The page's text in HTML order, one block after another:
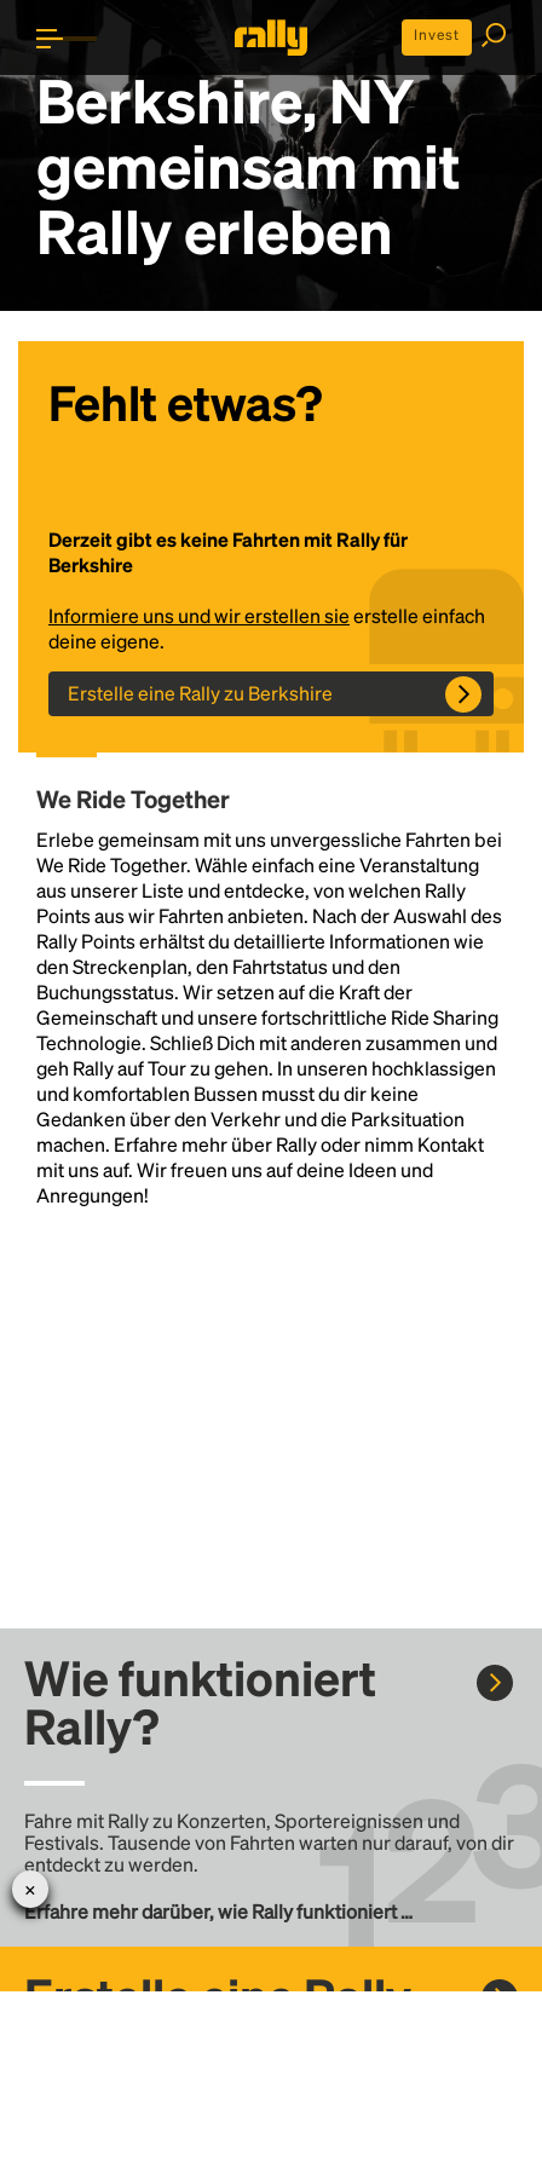
Invest
Berkshire, NY
gemeinsam mit
Rally erleben
Fehlt etwas?
Derzeit gibt es keine Fahrten mit Rally für
Berkshire
Informiere uns und wir erstellen sieerstelle einfach
deine eigene.
Erstelle eine Rally zu Berkshire
We Ride Together
Erlebe gemeinsam mit uns unvergessliche Fahrten bei
We Ride Together. Wähle einfach eine Veranstaltung
aus unserer Liste und entdecke, von welchen Rally
Points aus wir Fahrten anbieten. Nach der Auswahl des
Rally Points erhältst du detaillierte Informationen wie
den Streckenplan, den Fahrtstatus und den
Buchungsstatus. Wir setzen auf die Kraft der
Gemeinschaft und unsere fortschrittliche Ride Sharing
Technologie. Schließ Dich mit anderen zusammen und
geh Rally auf Tour zu gehen. In unseren hochklassigen
und komfortablen Bussen musst du dir keine
Gedanken über den Verkehr und die Parksituation
machen. Erfahre mehr über Rally oder nimm Kontakt
mit uns auf. Wir freuen uns auf deine Ideen und
Anregungen!
Wie funktioniert
Rally?
Fahre mit Rally zu Konzerten, Sportereignissen und
Festivals. Tausende von Fahrten warten nur darauf, von dir
entdeckt zu werden.
Erfahre mehr darüber, wie Rally funktioniert …
Erstelle eine Rally
Headline
Lorem Ipsum is simply dummy text of the printing
and typesetting industry.Lorem Ipsum has been the
industry's standarddummy text ever since the
1500s, when an unknown printer took a galley of
type and scrambled it to make a type specimen
book. It has survived not only five centuries, but also
the leap into electronic typesetting, remaining
essentially unchanged.